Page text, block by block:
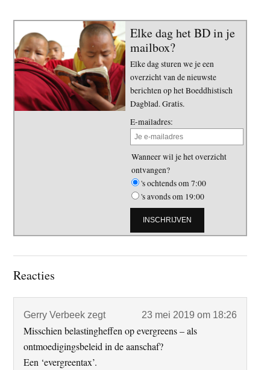
Elke dag het BD in je
mailbox?
Elke dag sturen we je een
overzicht van de nieuwste
berichten op het Boeddhistisch
Dagblad. Gratis.
E-mailadres:
Wanneer wil je het overzicht
ontvangen?
's ochtends om 7:00
's avonds om 19:00
Lees
Reacties
Gerry Verbeek zegt 23 mei 2019 om 18:26
Misschien belastingheffen op evergreens – als
ontmoedigingsbeleid in de aanschaf?
Een ‘evergreentax’.